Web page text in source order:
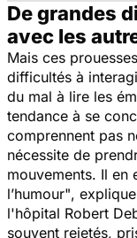
De grandes
avec les
Mais ces
difficultés à
du mal à lire les
tendance à se
comprennent pas
nécessite de
mouvements. Il en
l’humour",
l'hôpital Robert
souvent rejetés,